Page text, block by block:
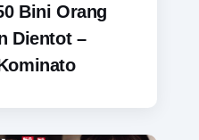
Bini Orang
Dientot –